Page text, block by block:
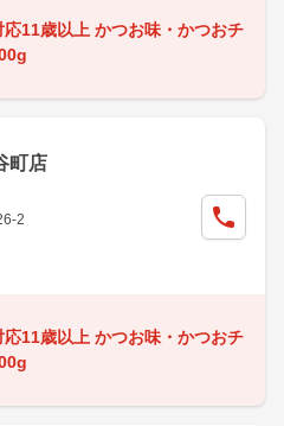
11歳以上 かつお味・かつおチ
町店
2
11歳以上 かつお味・かつおチ